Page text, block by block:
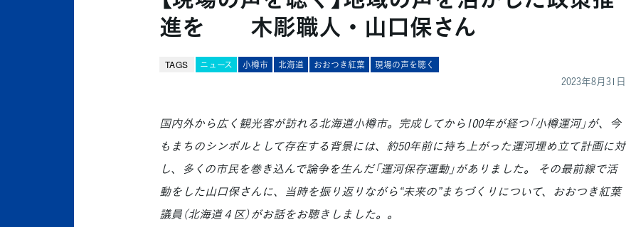
進を 木彫職人・山口保さん
TAGS ニュース 小樽市 北海道 おおつき紅葉 現場の声を聴く
2023年8月31日
国内外から広く観光客が訪れる北海道小樽市。完成してから100年が経つ「小樽運河」が、今
もまちのシンボルとして存在する背景には、約50年前に持ち上がった運河埋め立て計画に対
し、多くの市民を巻き込んで論争を生んだ「運河保存運動」がありました。 その最前線で活
動をした山口保さんに、当時を振り返りながら“未来の”まちづくりについて、おおつき紅葉
議員（北海道４区）がお話をお聴きしました。。